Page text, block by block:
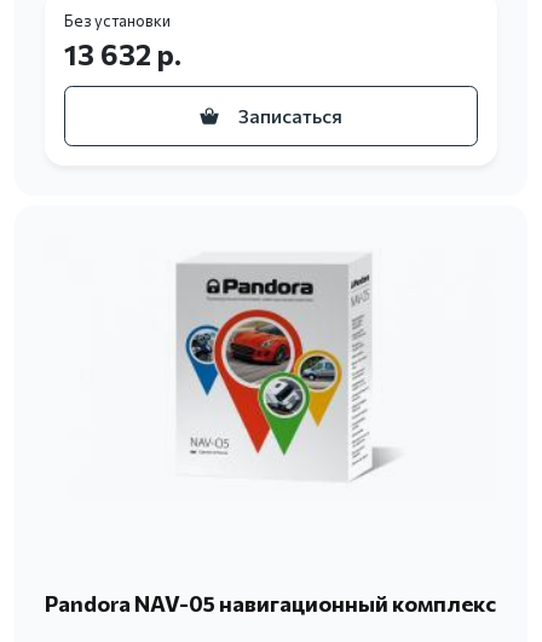
Без установки
13 632 р.
Записаться
Pandora NAV-05 навигационный комплекс